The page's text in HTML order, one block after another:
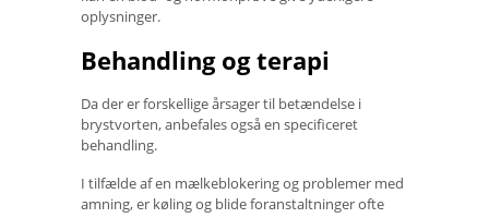
oplysninger.
Behandling og terapi
Da der er forskellige årsager til betændelse i
brystvorten, anbefales også en specificeret
behandling.
I tilfælde af en mælkeblokering og problemer med
amning, er køling og blide foranstaltninger ofte